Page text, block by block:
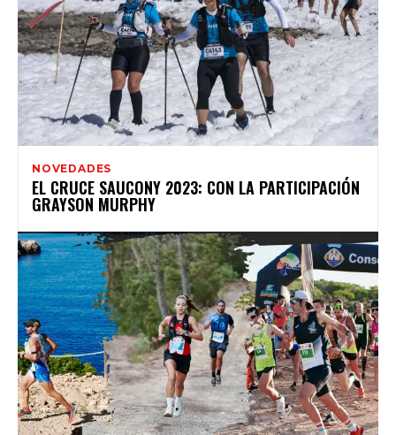
NOVEDADES
EL CRUCE SAUCONY 2023: CON LA PARTICIPACIÓN
GRAYSON MURPHY